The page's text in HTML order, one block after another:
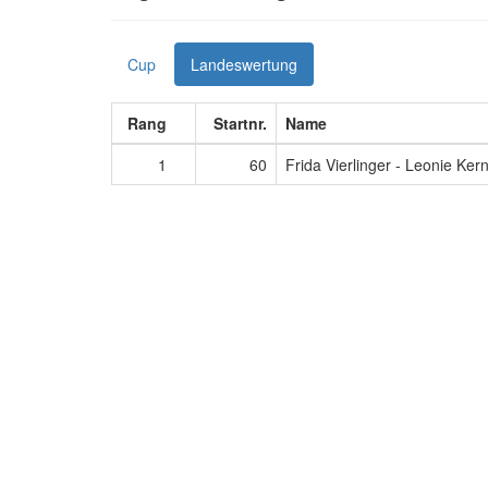
Cup Landeswertung
Rang Startnr.
Name
1
60 Frida Vierlinger - Leonie